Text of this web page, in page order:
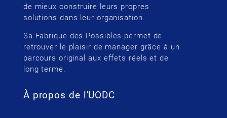
de mieux construire leurs propres
solutions dans leur organisation.
Sa Fabrique des Possibles permet de
retrouver le plaisir de manager grâce à un
parcours original aux effets réels et de
long terme.
À propos de l'UODC